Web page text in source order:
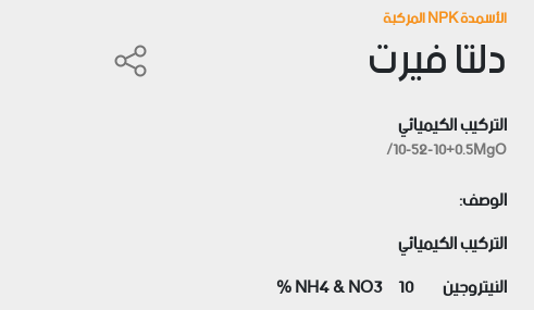
Previous
الأسمدة NPK المركبة
دلتا فيرت
التركيب الكيميائي
10-52-10+0.5MgO/
الوصف:
التركيب الكيميائي
النيتروجينNH4 & NO3 10 %